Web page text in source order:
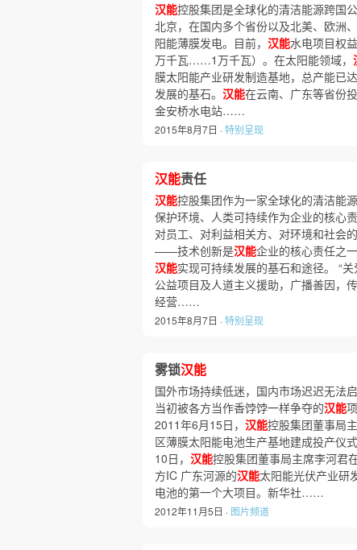
汉能控股集团是全球化的清洁能源跨国
北京，在国内多个省份以及北美、欧洲
阳能薄膜发电。目前， 汉能水电项目权
万千瓦……1万千瓦）。在太阳能领域，
膜太阳能产业研发制造基地，总产能已
发展的基石。 汉能在云南、广东等省份
金安桥水电站……
2015年8月7日 ·特别呈现
汉能责任
汉能控股集团作为一家全球化的清洁能
保护环境、人类可持续作为企业的核心
对员工、对利益相关方、对环境和社会
——技术创新是汉能企业的核心责任之
汉能实现可持续发展的基石和途径。 “
公益项目及人道主义援助，广播善因，
经营……
2015年8月7日 ·特别呈现
雾锁汉能
国外市场持续低迷，国内市场迟迟无法
当初被各方当作香饽饽一样争夺的汉能
2011年6月15日， 汉能控股集团董事局
区薄膜太阳能电池生产基地建成投产仪
10日， 汉能控股集团董事局主席李河君
方IC 广东河源的汉能太阳能光伏产业研
电池的第一个大项目。新华社……
2012年11月5日 · 图片频道